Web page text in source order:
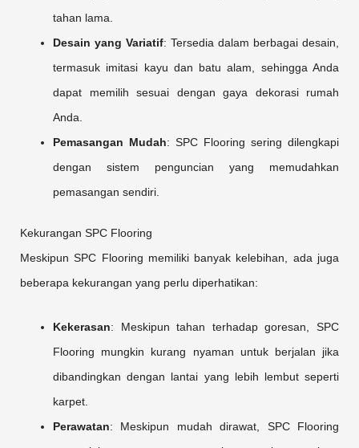
tahan lama.
Desain yang Variatif: Tersedia dalam berbagai desain,
termasuk imitasi kayu dan batu alam, sehingga Anda
dapat memilih sesuai dengan gaya dekorasi rumah
Anda.
Pemasangan Mudah: SPC Flooring sering dilengkapi
dengan sistem penguncian yang memudahkan
pemasangan sendiri.
Kekurangan SPC Flooring
Meskipun SPC Flooring memiliki banyak kelebihan, ada juga
beberapa kekurangan yang perlu diperhatikan:
Kekerasan: Meskipun tahan terhadap goresan, SPC
Flooring mungkin kurang nyaman untuk berjalan jika
dibandingkan dengan lantai yang lebih lembut seperti
karpet.
Perawatan: Meskipun mudah dirawat, SPC Flooring